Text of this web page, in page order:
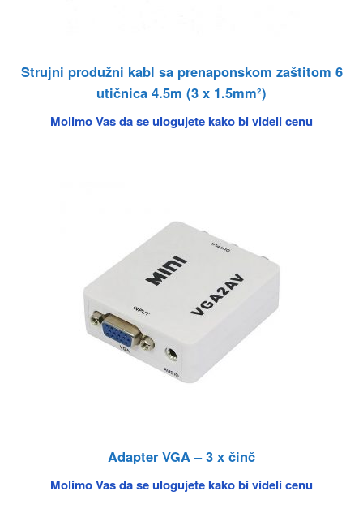
Strujni produžni kabl sa prenaponskom zaštitom 6
utičnica 4.5m (3 x 1.5mm²)
Molimo Vas da se ulogujete kako bi videli cenu
Adapter VGA – 3 x činč
Molimo Vas da se ulogujete kako bi videli cenu